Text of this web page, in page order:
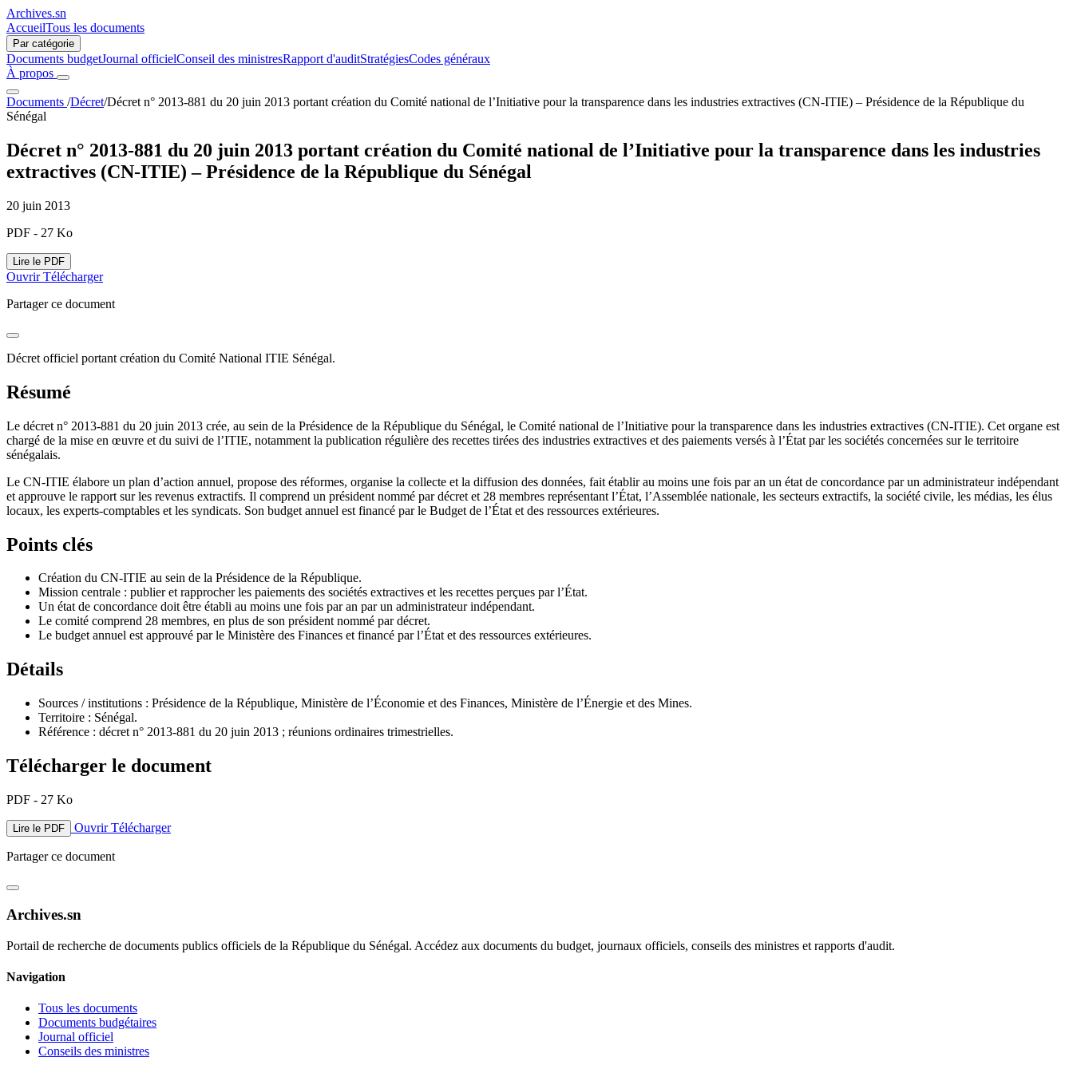
Archives.sn
AccueilTous les documents
Par catégorie
Documents budgetJournal officielConseil des ministresRapport d'auditStratégiesCodes généraux
À propos
Documents /Décret/Décret n° 2013-881 du 20 juin 2013 portant création du Comité national de l’Initiative pour la transparence dans les industries extractives (CN-ITIE) – Présidence de la République du
Sénégal
Décret n° 2013-881 du 20 juin 2013 portant création du Comité national de l’Initiative pour la transparence dans les industries
extractives (CN-ITIE) – Présidence de la République du Sénégal
20 juin 2013
PDF - 27 Ko
Lire le PDF
OuvrirTélécharger
Partager ce document
Décret officiel portant création du Comité National ITIE Sénégal.
Résumé
Le décret n° 2013-881 du 20 juin 2013 crée, au sein de la Présidence de la République du Sénégal, le Comité national de l’Initiative pour la transparence dans les industries extractives (CN-ITIE). Cet organe est
chargé de la mise en œuvre et du suivi de l’ITIE, notamment la publication régulière des recettes tirées des industries extractives et des paiements versés à l’État par les sociétés concernées sur le territoire
sénégalais.
Le CN-ITIE élabore un plan d’action annuel, propose des réformes, organise la collecte et la diffusion des données, fait établir au moins une fois par an un état de concordance par un administrateur indépendant
et approuve le rapport sur les revenus extractifs. Il comprend un président nommé par décret et 28 membres représentant l’État, l’Assemblée nationale, les secteurs extractifs, la société civile, les médias, les élus
locaux, les experts-comptables et les syndicats. Son budget annuel est financé par le Budget de l’État et des ressources extérieures.
Points clés
Création du CN-ITIE au sein de la Présidence de la République.
Mission centrale : publier et rapprocher les paiements des sociétés extractives et les recettes perçues par l’État.
Un état de concordance doit être établi au moins une fois par an par un administrateur indépendant.
Le comité comprend 28 membres, en plus de son président nommé par décret.
Le budget annuel est approuvé par le Ministère des Finances et financé par l’État et des ressources extérieures.
Détails
Sources / institutions : Présidence de la République, Ministère de l’Économie et des Finances, Ministère de l’Énergie et des Mines.
Territoire : Sénégal.
Référence : décret n° 2013-881 du 20 juin 2013 ; réunions ordinaires trimestrielles.
Télécharger le document
PDF - 27 Ko
Lire le PDF OuvrirTélécharger
Partager ce document
Archives.sn
Portail de recherche de documents publics officiels de la République du Sénégal. Accédez aux documents du budget, journaux officiels, conseils des ministres et rapports d'audit.
Navigation
Tous les documents
Documents budgétaires
Journal officiel
Conseils des ministres